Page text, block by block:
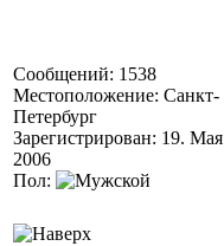
Сообщений: 1538
Местоположение: Санкт-
Петербург
Зарегистрирован: 19. Мая
2006
Пол: